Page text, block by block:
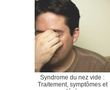
Syndrome du nez vide :
Traitement, symptômes et